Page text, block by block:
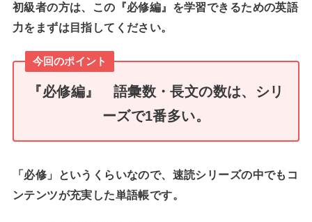
初級者の方は、この『必修編』を学習できるための英語
力をまずは目指してください。
今回のポイント
『必修編』 語彙数・長文の数は、シリ
ーズで1番多い。
「必修」というくらいなので、速読シリーズの中でもコ
ンテンツが充実した単語帳です。